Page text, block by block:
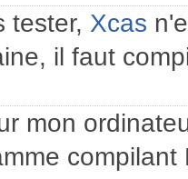
tester, Xcas
il faut
mon